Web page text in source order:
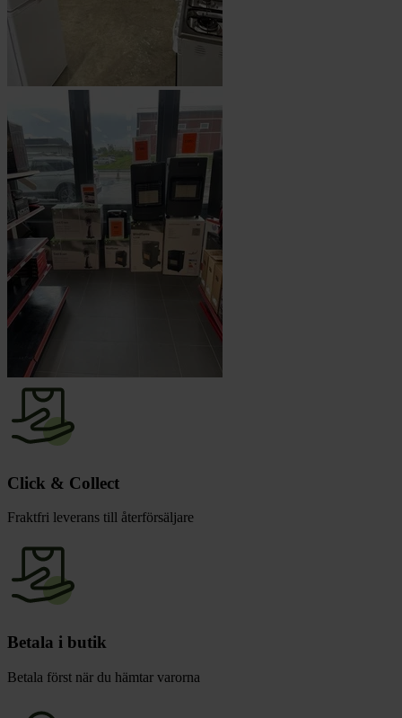
Click & Collect
Fraktfri leverans till återförsäljare
Betala i butik
Betala först när du hämtar varorna